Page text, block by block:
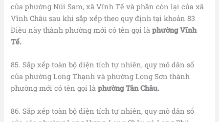
của phường Núi Sam, xã Vĩnh Tế và phần còn lại của xã
Vĩnh Châu sau khi sắp xếp theo quy định tại khoản 83
Điều này thành phường mới có tên gọi làphường Vĩnh
Tế.
85. Sắp xếp toàn bộ diện tích tự nhiên, quy mô dân số
của phường Long Thạnh và phường Long Sơn thành
phường mới có tên gọi làphường Tân Châu.
86. Sắp xếp toàn bộ diện tích tự nhiên, quy mô dân số